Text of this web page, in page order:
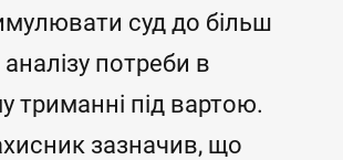
суд до більш
потреби в
триманні під вартою.
зазначив, що